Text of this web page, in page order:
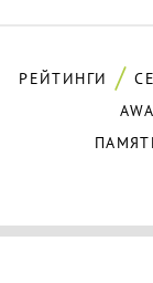
РЕЙТИНГИ